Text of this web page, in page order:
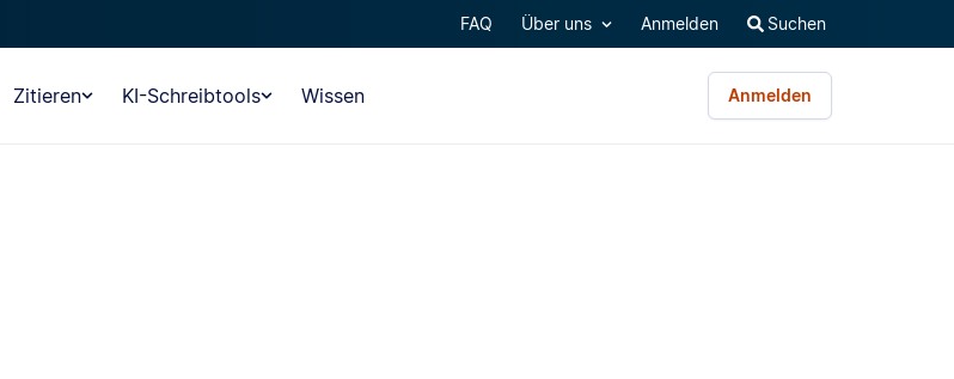
FAQ Über uns Anmelden Suchen
Zitieren KI-Schreibtools Wissen Anmelden